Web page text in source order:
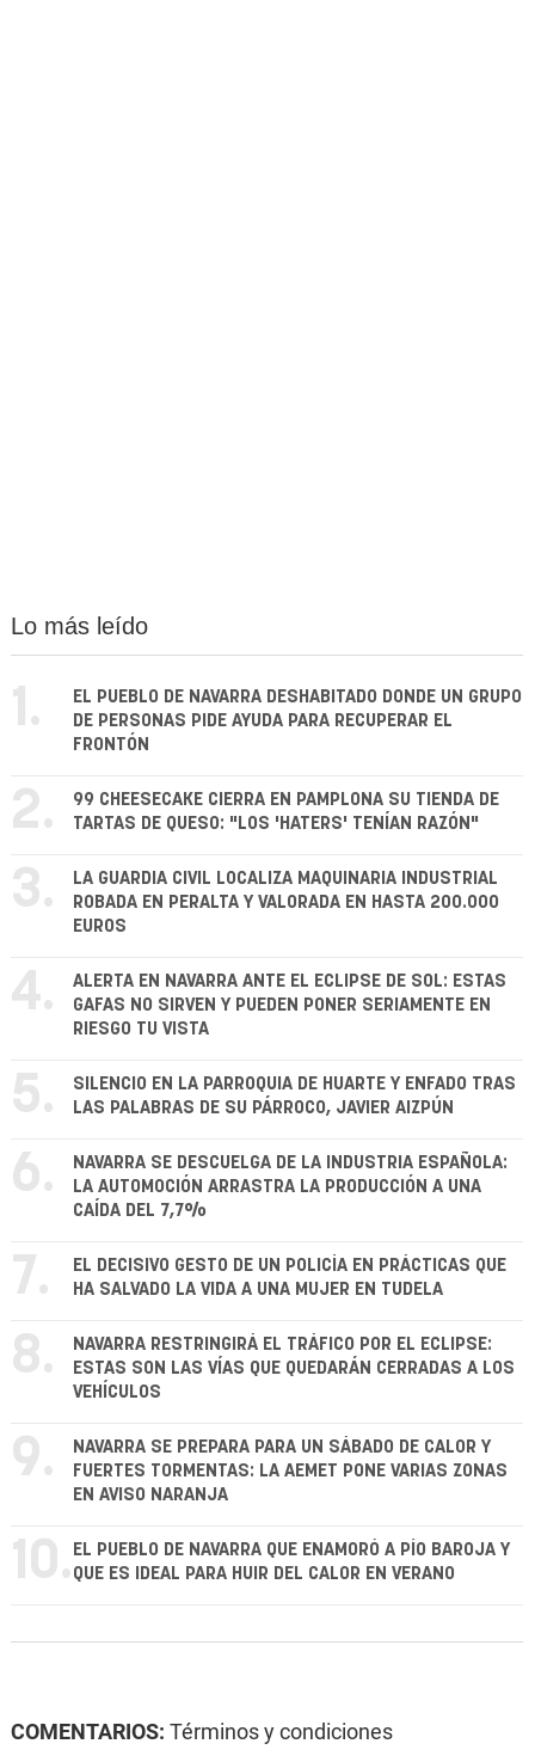
Lo más leído
1.
EL PUEBLO DE NAVARRA DESHABITADO DONDE UN GRUPO
DE PERSONAS PIDE AYUDA PARA RECUPERAR EL
FRONTÓN
2.
99 CHEESECAKE CIERRA EN PAMPLONA SU TIENDA DE
TARTAS DE QUESO: "LOS 'HATERS' TENÍAN RAZÓN"
3.
LA GUARDIA CIVIL LOCALIZA MAQUINARIA INDUSTRIAL
ROBADA EN PERALTA Y VALORADA EN HASTA 200.000
EUROS
4.
ALERTA EN NAVARRA ANTE EL ECLIPSE DE SOL: ESTAS
GAFAS NO SIRVEN Y PUEDEN PONER SERIAMENTE EN
RIESGO TU VISTA
5.
SILENCIO EN LA PARROQUIA DE HUARTE Y ENFADO TRAS
LAS PALABRAS DE SU PÁRROCO, JAVIER AIZPÚN
6.
NAVARRA SE DESCUELGA DE LA INDUSTRIA ESPAÑOLA:
LA AUTOMOCIÓN ARRASTRA LA PRODUCCIÓN A UNA
CAÍDA DEL 7,7%
7.
EL DECISIVO GESTO DE UN POLICÍA EN PRÁCTICAS QUE
HA SALVADO LA VIDA A UNA MUJER EN TUDELA
8.
NAVARRA RESTRINGIRÁ EL TRÁFICO POR EL ECLIPSE:
ESTAS SON LAS VÍAS QUE QUEDARÁN CERRADAS A LOS
VEHÍCULOS
9.
NAVARRA SE PREPARA PARA UN SÁBADO DE CALOR Y
FUERTES TORMENTAS: LA AEMET PONE VARIAS ZONAS
EN AVISO NARANJA
10. EL PUEBLO DE NAVARRA QUE ENAMORÓ A PÍO BAROJA Y
QUE ES IDEAL PARA HUIR DEL CALOR EN VERANO
COMENTARIOS: Términos y condiciones